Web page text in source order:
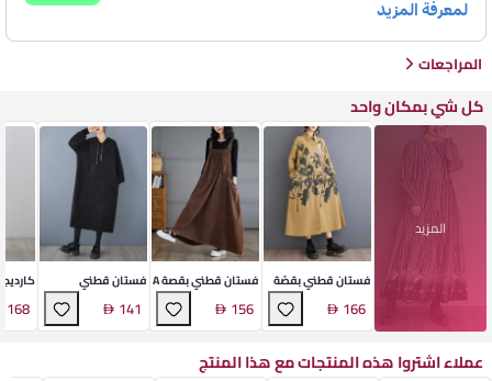
المراجعات
كل شي بمكان واحد
المزيد
فستان قطني بقصّة
A-Line
166
فستان قطني بقصة A
كلاسيكي
156
فستان قطني
كلاسيكي بقصّة A
141
قطني
168
عملاء اشتروا هذه المنتجات مع هذا المنتج